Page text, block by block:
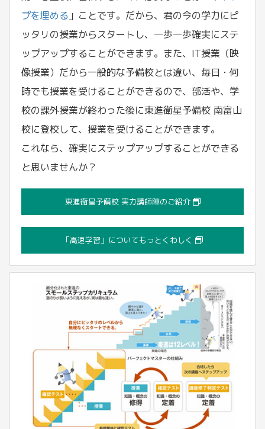
プを埋める 」ことです。だから、君の今の学力にピ
ッタリの授業からスタートし、一歩一歩確実にステ
ップアップすることができます。また、IT授業（映
像授業）だから一般的な予備校とは違い、毎日・何
時でも授業を受けることができるので、部活や、学
校の課外授業が終わった後に東進衛星予備校 南富山
校に登校して、授業を受けることができます。
これなら、確実にステップアップすることができる
と思いませんか？
東進衛星予備校 実力講師陣のご紹介
「高速学習」についてもっとくわしく